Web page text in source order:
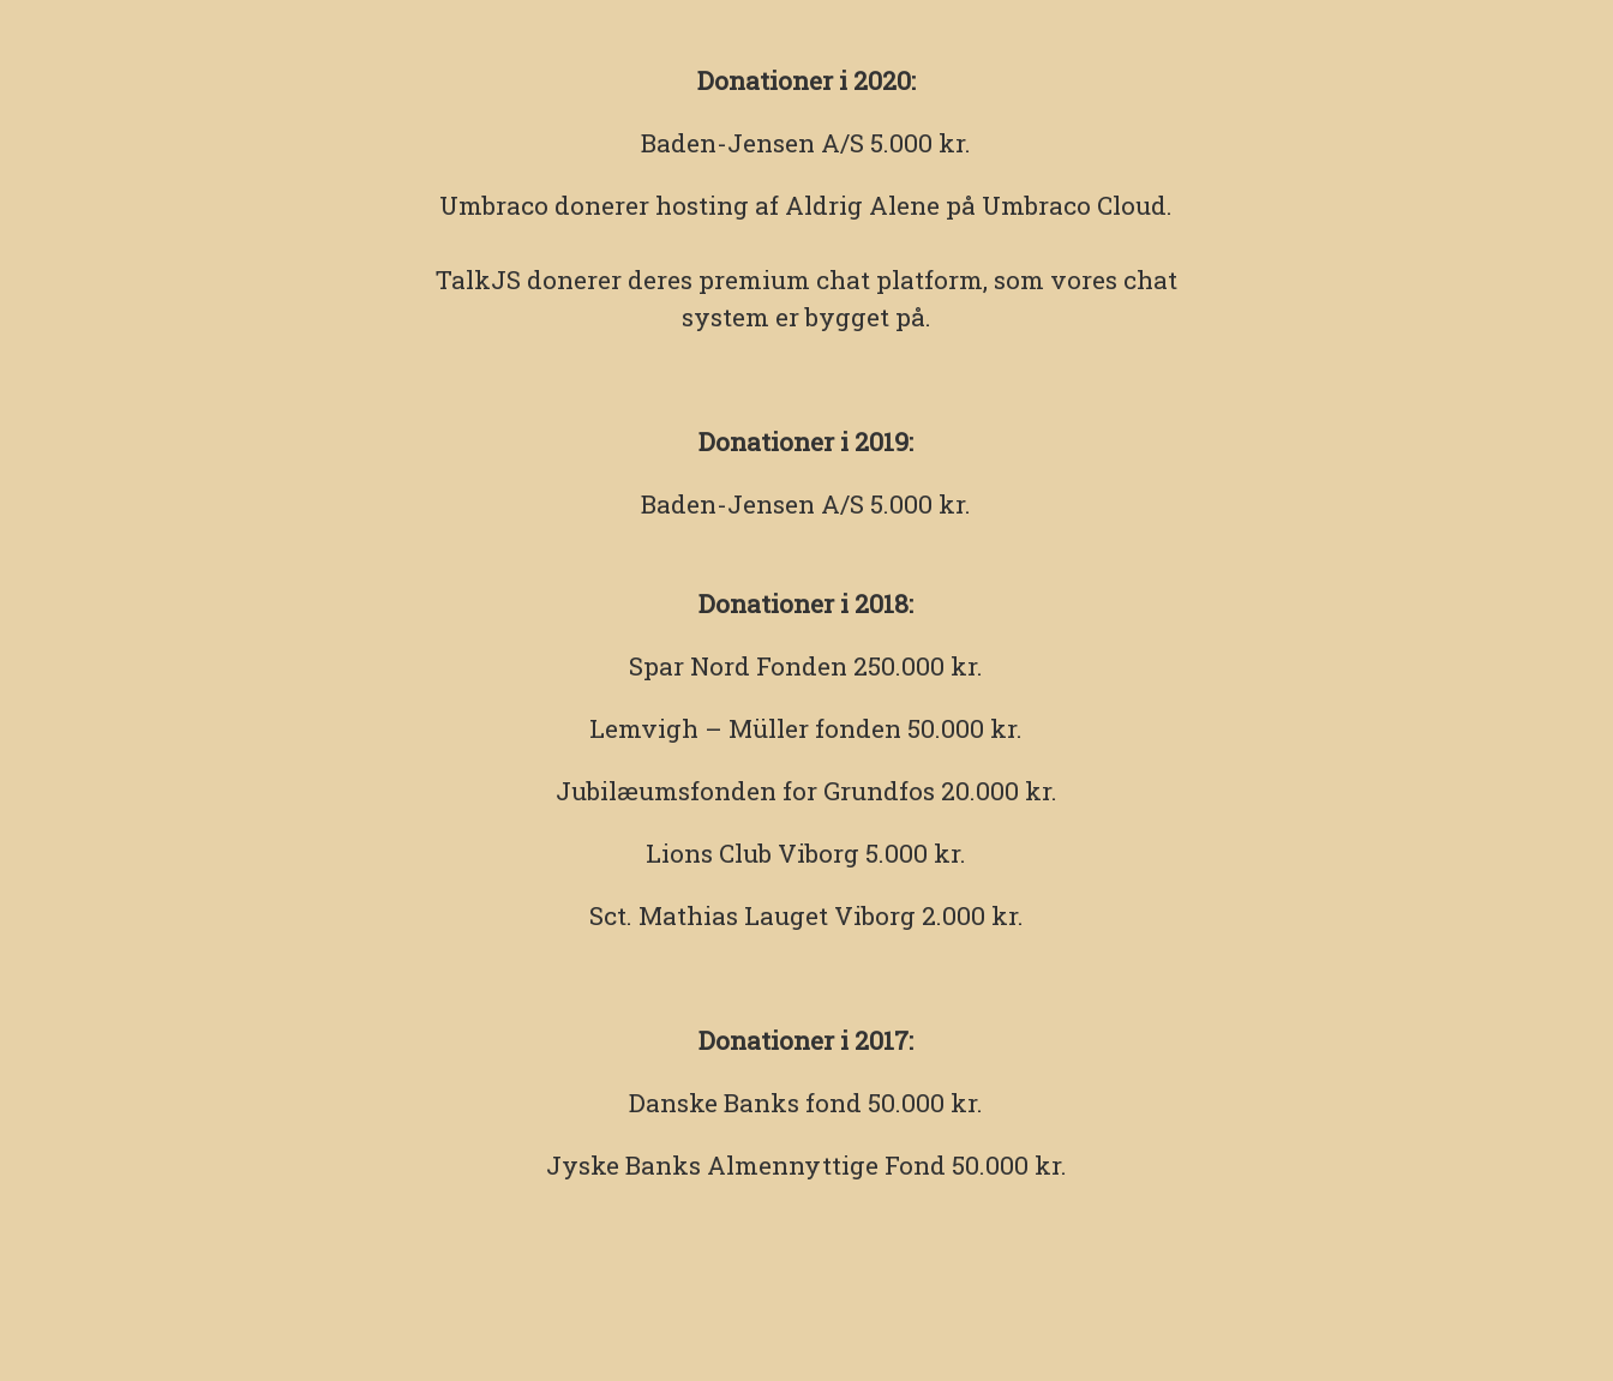
Donationer i 2020:
Baden-Jensen A/S 5.000 kr.
Umbraco donerer hosting af Aldrig Alene på Umbraco Cloud.
TalkJS donerer deres premium chat platform, som vores chat
system er bygget på.
Donationer i 2019:
Baden-Jensen A/S 5.000 kr.
Donationer i 2018:
Spar Nord Fonden 250.000 kr.
Lemvigh – Müller fonden 50.000 kr.
Jubilæumsfonden for Grundfos 20.000 kr.
Lions Club Viborg 5.000 kr.
Sct. Mathias Lauget Viborg 2.000 kr.
Donationer i 2017:
Danske Banks fond 50.000 kr.
Jyske Banks Almennyttige Fond 50.000 kr.